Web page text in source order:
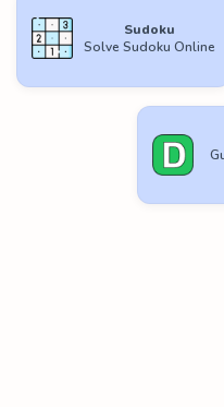
Sudoku
Solve Sudoku Online